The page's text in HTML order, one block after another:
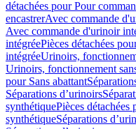
détachées pour Pour
encastrerAvec commande
Avec commande d'urinoir
intégréePièces détachées
intégréeUrinoirs,
Urinoirs, fonctionnement
pour Sans abattant
Séparations d’urinoirs
synthétiquePièces détachées
synthétiqueSéparations